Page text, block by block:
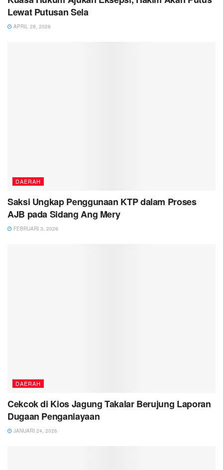
Lewat Putusan Sela
APRIL 28, 2026
DAERAH
Saksi Ungkap Penggunaan KTP dalam Proses
AJB pada Sidang Ang Mery
FEBRUARI 3, 2026
DAERAH
Cekcok di Kios Jagung Takalar Berujung Laporan
Dugaan Penganiayaan
JANUARI 24, 2026